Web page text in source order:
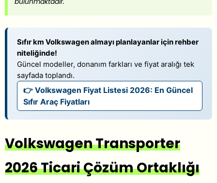
Sıfır km Volkswagen almayı planlayanlar için rehber
niteliğinde!
Güncel modeller, donanım farkları ve fiyat aralığı tek
sayfada toplandı.
👉 Volkswagen Fiyat Listesi 2026: En Güncel
Sıfır Araç Fiyatları
Volkswagen Transporter
2026 Ticari Çözüm Ortaklığı